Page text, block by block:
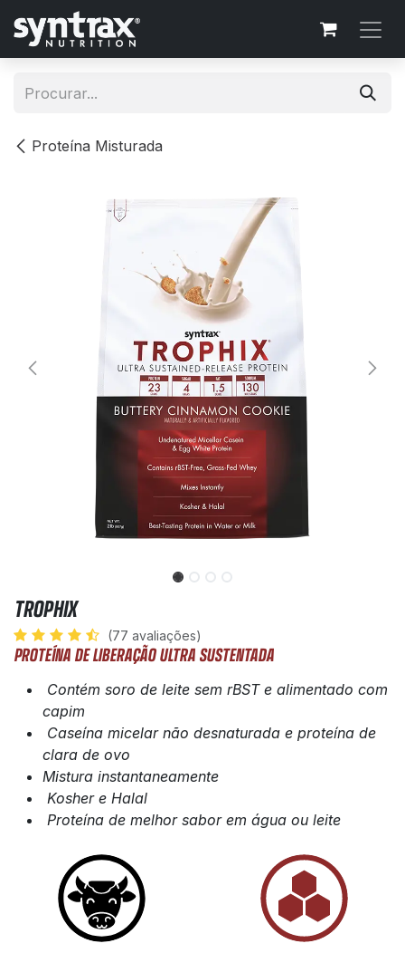
Skip to Content
Proteína Misturada
TROPHIX
(77 avaliações)
PROTEÍNA DE LIBERAÇÃO ULTRA SUSTENTADA
Contém soro de leite sem rBST e alimentado com
capim
Caseína micelar não desnaturada e proteína de
clara de ovo
Mistura instantaneamente
Kosher e Halal
Proteína de melhor sabor em água ou leite